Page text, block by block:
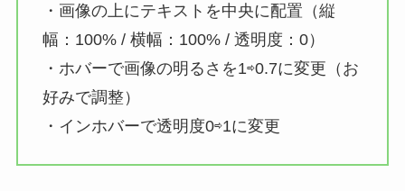
・画像の上にテキストを中央に配置（縦
幅：100% / 横幅：100% / 透明度：0）
・ホバーで画像の明るさを1⇨0.7に変更（お
好みで調整）
・インホバーで透明度0⇨1に変更